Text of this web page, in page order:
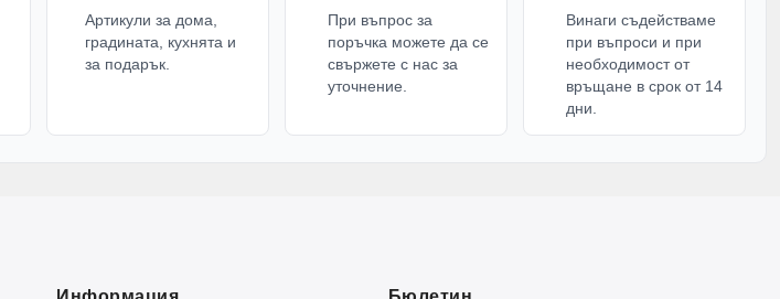
Артикули за дома,
градината, кухнята и
за подарък.
При въпрос за
поръчка можете да се
свържете с нас за
уточнение.
Винаги съдействаме
при въпроси и при
необходимост от
връщане в срок от 14
дни.